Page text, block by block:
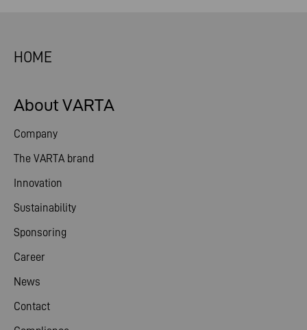
HOME
About VARTA
Company
The VARTA brand
Innovation
Sustainability
Sponsoring
Career
News
Contact